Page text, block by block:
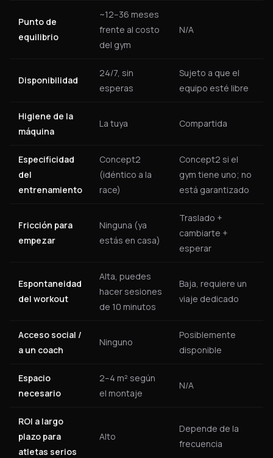
Punto de
equilibrio
~12–36 meses
frente al costo
del gym
N/A
Disponibilidad
24/7, sin
esperas
Sujeto a que el
equipo esté libre
Higiene de la
máquina
La tuya Compartida
Especificidad
del
entrenamiento
Concept2
(idéntico a la
race)
Concept2 si el
gym tiene uno; no
está garantizado
Fricción para
empezar
Ninguna (ya
estás en casa)
Traslado +
cambiarte +
esperar
Espontaneidad
del workout
Alta, puedes
hacer sesiones
de 10 minutos
Baja, requiere un
viaje dedicado
Acceso social /
a un coach
Ninguno
Posiblemente
disponible
Espacio
necesario
2–4 m² según
el montaje
N/A
ROI a largo
plazo para
atletas serios
Alto
Depende de la
frecuencia